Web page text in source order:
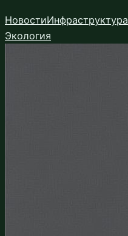
к
содержимому
НовостиИнфраструктура
Экология